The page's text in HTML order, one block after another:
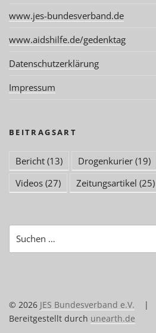
www.jes-bundesverband.de
www.aidshilfe.de/gedenktag
Datenschutzerklärung
Impressum
BEITRAGSART
Bericht (13) Drogenkurier (19)
Videos (27) Zeitungsartikel (25)
nach:
© 2026 JES Bundesverband e.V. |
Bereitgestellt durch unearth.de